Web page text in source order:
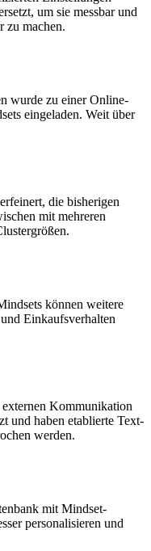
um sie messbar und
zu machen.
wurde zu einer Online-
eingeladen. Weit über
die bisherigen
mit mehreren
können weitere
Einkaufsverhalten
Kommunikation
und haben etablierte Text-
werden.
mit Mindset-
personalisieren und